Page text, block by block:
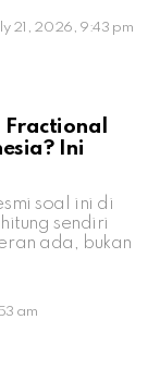
21, 2026, 9:43 pm
Ini
soal ini di
sendiri
ada, bukan
am